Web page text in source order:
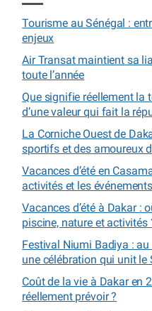
Tourisme au Sénégal :
enjeux
Air Transat maintient sa
toute l’année
Que signifie réellement la
d’une valeur qui fait la
La Corniche Ouest de
sportifs et des amoureux
Vacances d’été en
activités et les
Vacances d’été à Dakar :
piscine, nature et activités
Festival Niumi Badiya :
une célébration qui unit le
Coût de la vie à Dakar en
réellement prévoir ?